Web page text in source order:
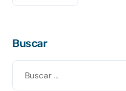
Buscar